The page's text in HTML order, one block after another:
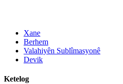
Xane
Berhem
Valahiyên Sublîmasyonê
Devik
Ketelog